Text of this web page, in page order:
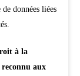
données liées
à la
reconnu aux